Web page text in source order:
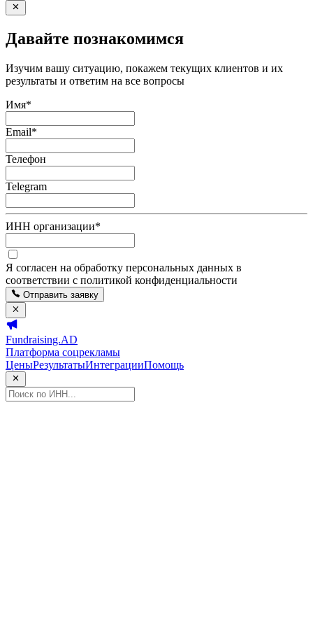
Давайте познакомимся
Изучим вашу ситуацию, покажем текущих клиентов и их
результаты и ответим на все вопросы
Имя*
Email*
Телефон
Telegram
ИНН организации*
Я согласен на обработку персональных данных в
соответствии с политикой конфиденциальности
Отправить заявку
Fundraising.AD
Платформа соцрекламы
ЦеныРезультатыИнтеграцииПомощь